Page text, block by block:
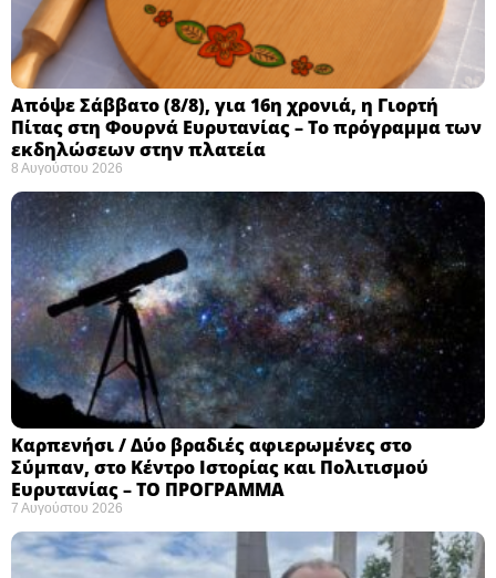
Απόψε Σάββατο (8/8), για 16η χρονιά, η Γιορτή
Πίτας στη Φουρνά Ευρυτανίας – Το πρόγραμμα των
εκδηλώσεων στην πλατεία
8 Αυγούστου 2026
Καρπενήσι / Δύο βραδιές αφιερωμένες στο
Σύμπαν, στο Κέντρο Ιστορίας και Πολιτισμού
Ευρυτανίας – ΤΟ ΠΡΟΓΡΑΜΜΑ
7 Αυγούστου 2026